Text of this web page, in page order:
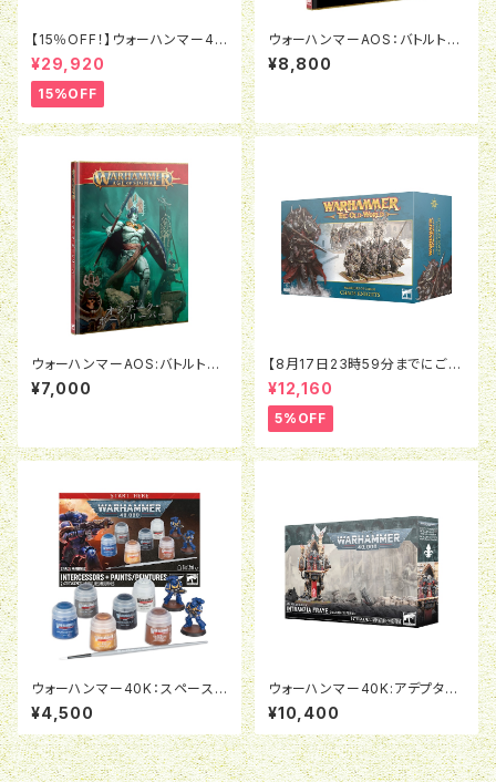
【15％OFF！】ウォーハンマー40
K:エンペラーズ・チルドレン・バ
トルフォース：悦楽の支配者たち
¥29,920
15%OFF
ウォーハンマーAOS：バトルトー
ム：ヘドナイト・オヴ・スラーネッ
シュ
¥8,800
ウォーハンマーAOS:バトルトー
ム:オシアーク・ボーンリーパー
（日本語版）
¥7,000
【8月17日23時59分までにご予
約で5％OFF】オールドワール
ド：ウォリアー・オヴ・ケイオス：ケ
イオスナイト
¥12,160
5%OFF
ウォーハンマー40K：スペースマ
リーン：インターセッサー＆ペイ
ント
¥4,500
ウォーハンマー40K:アデプタ・ソ
ロリタス：上級教義修道女イント
ランジア・フレイ
¥10,400